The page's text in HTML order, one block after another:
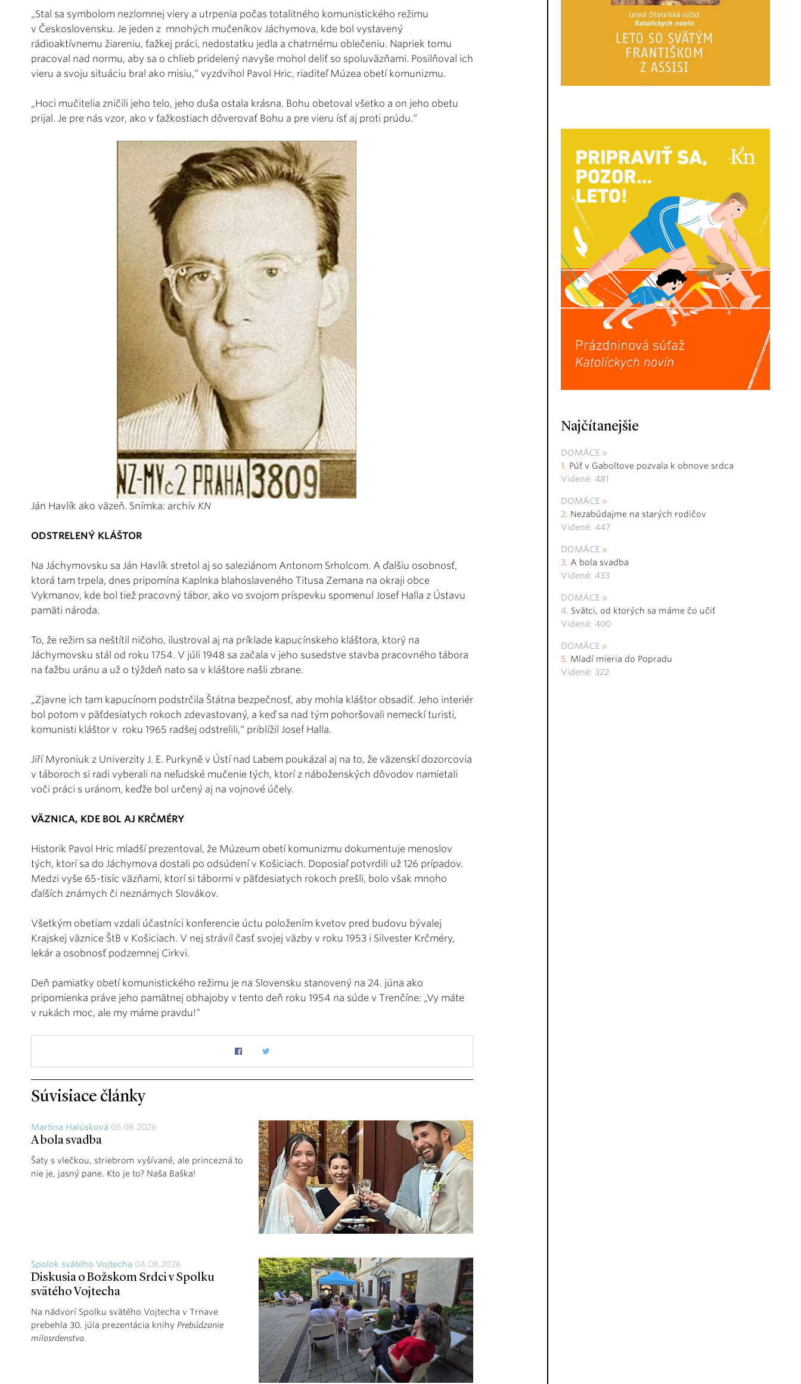
„Stal sa symbolom nezlomnej viery a utrpenia počas totalitného komunistického režimu
v Československu. Je jeden z mnohých mučeníkov Jáchymova, kde bol vystavený
rádioaktívnemu žiareniu, ťažkej práci, nedostatku jedla a chatrnému oblečeniu. Napriek tomu
pracoval nad normu, aby sa o chlieb pridelený navyše mohol deliť so spoluväzňami. Posilňoval ich
vieru a svoju situáciu bral ako misiu,“ vyzdvihol Pavol Hric, riaditeľ Múzea obetí komunizmu.
„Hoci mučitelia zničili jeho telo, jeho duša ostala krásna. Bohu obetoval všetko a on jeho obetu
prijal. Je pre nás vzor, ako v ťažkostiach dôverovať Bohu a pre vieru ísť aj proti prúdu.“
Ján Havlík ako väzeň. Snímka: archív KN
ODSTRELENÝ KLÁŠTOR
Na Jáchymovsku sa Ján Havlík stretol aj so saleziánom Antonom Srholcom. A ďalšiu osobnosť,
ktorá tam trpela, dnes pripomína Kaplnka blahoslaveného Titusa Zemana na okraji obce
Vykmanov, kde bol tiež pracovný tábor, ako vo svojom príspevku spomenul Josef Halla z Ústavu
pamäti národa.
To, že režim sa neštítil ničoho, ilustroval aj na príklade kapucínskeho kláštora, ktorý na
Jáchymovsku stál od roku 1754. V júli 1948 sa začala v jeho susedstve stavba pracovného tábora
na ťažbu uránu a už o týždeň nato sa v kláštore našli zbrane.
„Zjavne ich tam kapucínom podstrčila Štátna bezpečnosť, aby mohla kláštor obsadiť. Jeho interiér
bol potom v päťdesiatych rokoch zdevastovaný, a keď sa nad tým pohoršovali nemeckí turisti,
komunisti kláštor v roku 1965 radšej odstrelili,“ priblížil Josef Halla.
Jiří Myroniuk z Univerzity J. E. Purkyně v Ústí nad Labem poukázal aj na to, že väzenskí dozorcovia
v táboroch si radi vyberali na neľudské mučenie tých, ktorí z náboženských dôvodov namietali
voči práci s uránom, keďže bol určený aj na vojnové účely.
VÄZNICA, KDE BOL AJ KRČMÉRY
Historik Pavol Hric mladší prezentoval, že Múzeum obetí komunizmu dokumentuje menoslov
tých, ktorí sa do Jáchymova dostali po odsúdení v Košiciach. Doposiaľ potvrdili už 126 prípadov.
Medzi vyše 65-tisíc väzňami, ktorí si tábormi v päťdesiatych rokoch prešli, bolo však mnoho
ďalších známych či neznámych Slovákov.
Všetkým obetiam vzdali účastníci konferencie úctu položením kvetov pred budovu bývalej
Krajskej väznice ŠtB v Košiciach. V nej strávil časť svojej väzby v roku 1953 i Silvester Krčméry,
lekár a osobnosť podzemnej Cirkvi.
Deň pamiatky obetí komunistického režimu je na Slovensku stanovený na 24. júna ako
pripomienka práve jeho pamätnej obhajoby v tento deň roku 1954 na súde v Trenčíne: „Vy máte
v rukách moc, ale my máme pravdu!“
Súvisiace články
Martina Halúsková 05.08.2026
A bola svadba
Šaty s vlečkou, striebrom vyšívané, ale princezná to
nie je, jasný pane. Kto je to? Naša Baška!
Spolok svätého Vojtecha 04.08.2026
Diskusia o Božskom Srdci v Spolku
svätého Vojtecha
Na nádvorí Spolku svätého Vojtecha v Trnave
prebehla 30. júla prezentácia knihy Prebúdzanie
milosrdenstva.
Najčítanejšie
DOMÁCE
Púť v Gaboltove pozvala k obnove srdca
Videné: 481
DOMÁCE
Nezabúdajme na starých rodičov
Videné: 447
DOMÁCE
A bola svadba
Videné: 433
DOMÁCE
Svätci, od ktorých sa máme čo učiť
Videné: 400
DOMÁCE
Mladí mieria do Popradu
Videné: 322